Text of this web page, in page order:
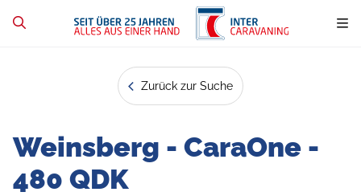
Zurück zur Suche
Weinsberg - CaraOne -
480 QDK